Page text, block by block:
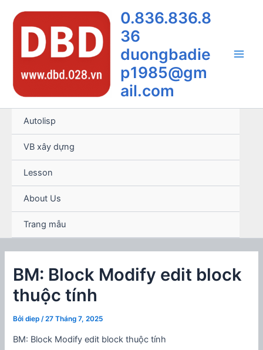
0.836.836.8
36
duongbadie
p1985@gm
ail.com
Autolisp
VB xây dựng
Lesson
About Us
Trang mẫu
BM: Block Modify edit block
thuộc tính
Bởidiep/27 Tháng 7, 2025
BM: Block Modify edit block thuộc tính